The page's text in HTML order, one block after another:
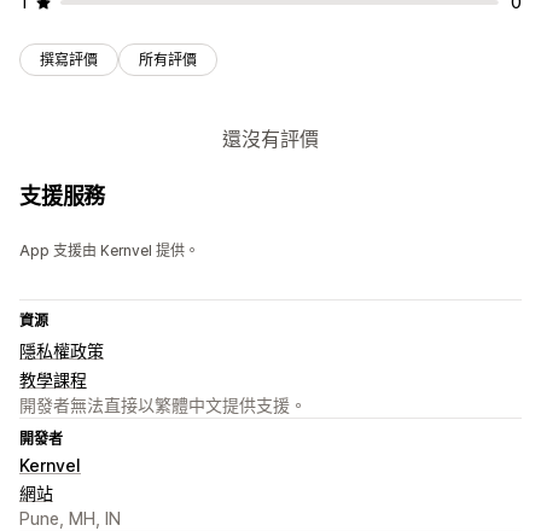
撰寫評價 所有評價
還沒有評價
支援服務
App 支援由 Kernvel 提供。
資源
隱私權政策
教學課程
開發者無法直接以繁體中文提供支援。
開發者
Kernvel
網站
Pune, MH, IN